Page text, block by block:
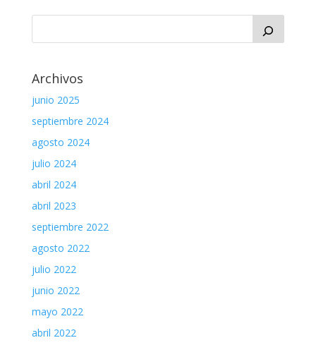
Archivos
junio 2025
septiembre 2024
agosto 2024
julio 2024
abril 2024
abril 2023
septiembre 2022
agosto 2022
julio 2022
junio 2022
mayo 2022
abril 2022